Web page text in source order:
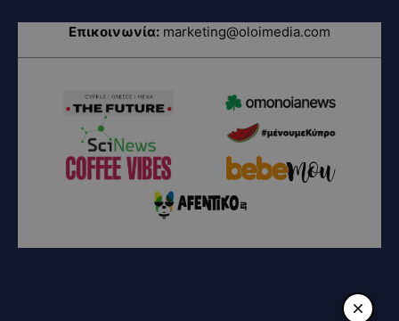
Επικοινωνία: marketing@oloimedia.com